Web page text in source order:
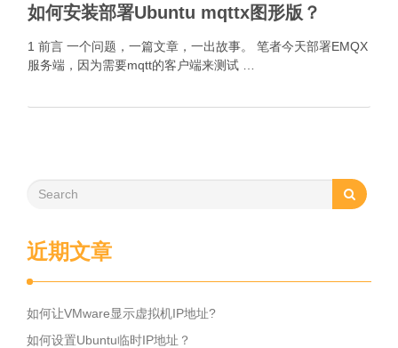
如何安装部署Ubuntu mqttx图形版？
1 前言 一个问题，一篇文章，一出故事。 笔者今天部署EMQX
服务端，因为需要mqtt的客户端来测试 …
近期文章
如何让VMware显示虚拟机IP地址?
如何设置Ubuntu临时IP地址？